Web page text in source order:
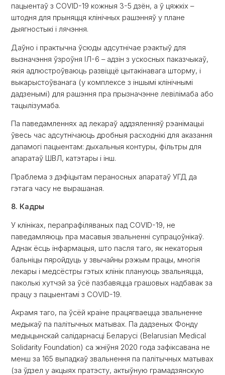
пацыентаў з COVID-19 кожныя 3-5 дзён, а ў цяжкіх –
штодня для прыняцця клінічных рашэнняў у плане
дыягностыкі і лячэння.
Даўно і практычна ўсюды адсутнічае рэактыў для
вызначэння ўзроўня ІЛ-6 – адзін з ускосных паказчыкаў,
якія адлюстроўваюць развіццё цытакінавага шторму, і
выкарыстоўванага (у комплексе з іншымі клінічнымі
дадзенымі) для рашэння пра прызначэнне левілімаба або
тацылізумаба.
Па паведамленнях ад лекараў аддзяленняў рэанімацыі
ўвесь час адсутнічаюць дробныя расходнікі для аказання
дапамогі пацыентам: дыхальныя контуры, фільтры для
апаратаў ШВЛ, катэтары і інш.
Праблема з дэфіцытам пераносных апаратаў УГД да
гэтага часу не вырашаная.
8. Кадры
У клініках, перапрафіляваных пад COVID-19, не
паведамляюць пра масавыя звальненні супрацоўнікаў.
Аднак ёсць інфармацыя, што пасля таго, як некаторыя
бальніцы пяройдуць у звычайны рэжым працы, многія
лекары і медсёстры гэтых клінік плануюць звальняцца,
паколькі хутчэй за ўсё пазбавяцца грашовых надбавак за
працу з пацыентамі з COVID-19.
Акрамя таго, па ўсёй краіне працягваецца звальненне
медыкаў па палітычных матывах. Па дадзеных Фонду
медыцынскай салідарнасці Беларусі (Belarusian Medical
Solidarity Foundation) са жніўня 2020 года зафіксавана не
менш за 165 выпадкаў звальнення па палітычных матывах
(за ўдзел у акцыях пратэсту, актыўную грамадзянскую